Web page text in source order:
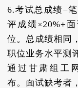
6.考试总成绩=
评成绩×20%+
位。总成绩相同
职位业务水平测
通过甘肃组工
布。面试缺考者